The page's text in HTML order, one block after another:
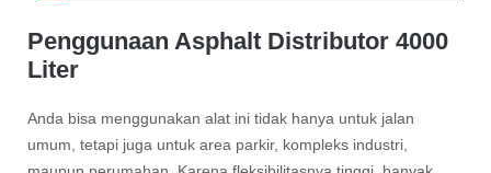
Penggunaan Asphalt Distributor 4000
Liter
Anda bisa menggunakan alat ini tidak hanya untuk jalan
umum, tetapi juga untuk area parkir, kompleks industri,